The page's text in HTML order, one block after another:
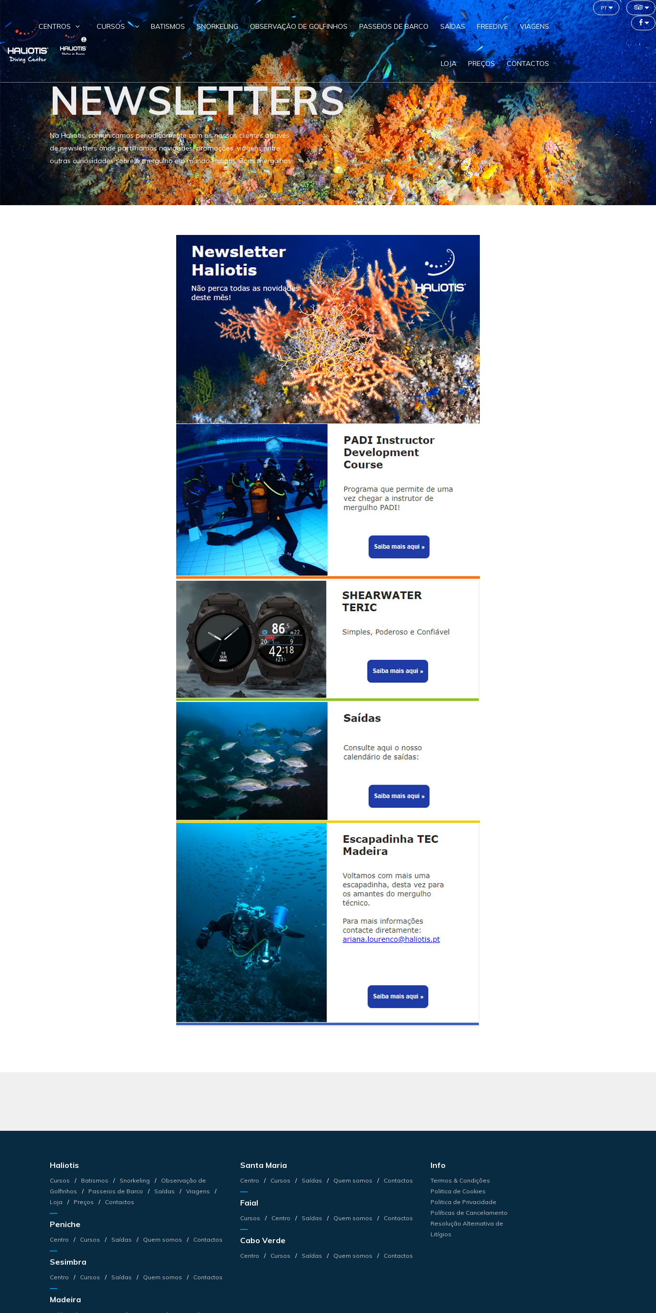
CENTROS CURSOS BATISMOS SNORKELING OBSERVAÇÃO DE GOLFINHOS PASSEIOS DE BARCO SAÍDAS FREEDIVE VIAGENS
LOJA PREÇOS CONTACTOS
pt
NEWSLETTERS
Na Haliotis, comunicamos periodicamente com os nossos clientes através
de newsletters onde partilhamos novidades, promoções, viagens entre
outras curiosidades sobre o mergulho e o mundo Haliotis. Bons mergulhos!
Haliotis
Cursos Batismos Snorkeling
Observação de
Golfinhos
Passeios de Barco Saídas
Viagens
Loja
Preços Contactos
Peniche
Centro Cursos Saídas Quem somos Contactos
Sesimbra
Centro Cursos Saídas Quem somos Contactos
Madeira
Santa Maria
Centro Cursos Saídas Quem somos Contactos
Faial
Cursos Centro Saídas Quem somos Contactos
Cabo Verde
Centro Cursos Saídas Quem somos Contactos
Info
Termos & Condições
Politica de Cookies
Politica de Privacidade
Políticas de Cancelamento
Resolução Alternativa de
Litígios